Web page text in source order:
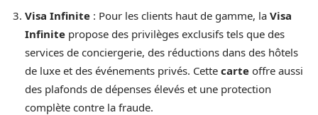
Visa Infinite : Pour les clients haut de gamme, la Visa
Infinite propose des privilèges exclusifs tels que des
services de conciergerie, des réductions dans des hôtels
de luxe et des événements privés. Cette carte offre aussi
des plafonds de dépenses élevés et une protection
complète contre la fraude.